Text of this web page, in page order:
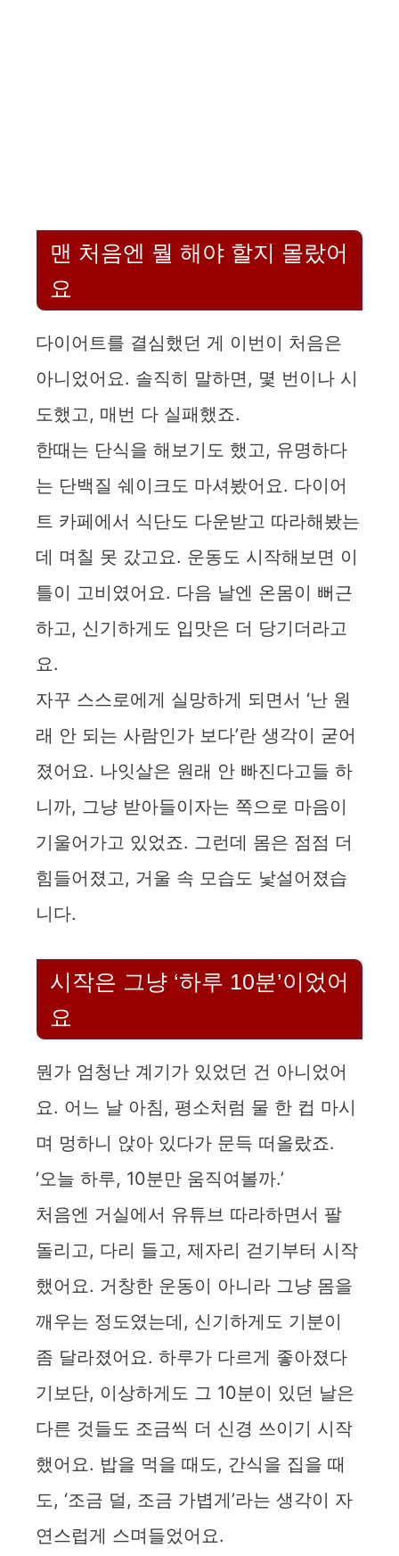
맨 처음엔 뭘 해야 할지 몰랐어
요
다이어트를 결심했던 게 이번이 처음은
아니었어요. 솔직히 말하면, 몇 번이나 시
도했고, 매번 다 실패했죠.
한때는 단식을 해보기도 했고, 유명하다
는 단백질 쉐이크도 마셔봤어요. 다이어
트 카페에서 식단도 다운받고 따라해봤는
데 며칠 못 갔고요. 운동도 시작해보면 이
틀이 고비였어요. 다음 날엔 온몸이 뻐근
하고, 신기하게도 입맛은 더 당기더라고
요.
자꾸 스스로에게 실망하게 되면서 ‘난 원
래 안 되는 사람인가 보다’란 생각이 굳어
졌어요. 나잇살은 원래 안 빠진다고들 하
니까, 그냥 받아들이자는 쪽으로 마음이
기울어가고 있었죠. 그런데 몸은 점점 더
힘들어졌고, 거울 속 모습도 낯설어졌습
니다.
시작은 그냥 ‘하루 10분’이었어
요
뭔가 엄청난 계기가 있었던 건 아니었어
요. 어느 날 아침, 평소처럼 물 한 컵 마시
며 멍하니 앉아 있다가 문득 떠올랐죠.
‘오늘 하루, 10분만 움직여볼까.’
처음엔 거실에서 유튜브 따라하면서 팔
돌리고, 다리 들고, 제자리 걷기부터 시작
했어요. 거창한 운동이 아니라 그냥 몸을
깨우는 정도였는데, 신기하게도 기분이
좀 달라졌어요. 하루가 다르게 좋아졌다
기보단, 이상하게도 그 10분이 있던 날은
다른 것들도 조금씩 더 신경 쓰이기 시작
했어요. 밥을 먹을 때도, 간식을 집을 때
도, ‘조금 덜, 조금 가볍게’라는 생각이 자
연스럽게 스며들었어요.